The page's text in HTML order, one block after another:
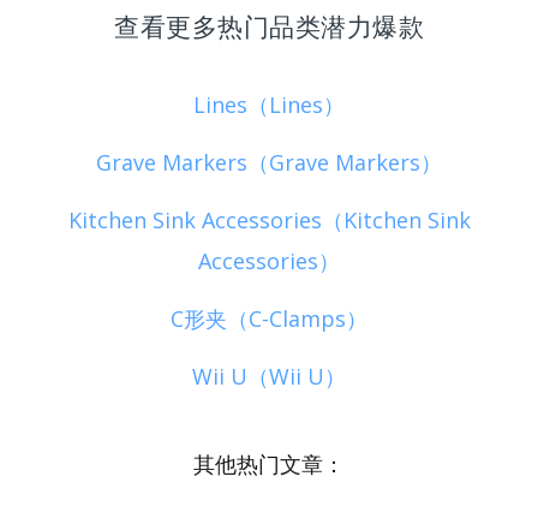
查看更多热门品类潜力爆款
Lines（Lines）
Grave Markers（Grave Markers）
Kitchen Sink Accessories（Kitchen Sink
Accessories）
C形夹（C-Clamps）
Wii U（Wii U）
其他热门文章：